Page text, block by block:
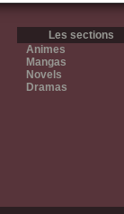
Les sections
Animes
Mangas
Novels
Dramas